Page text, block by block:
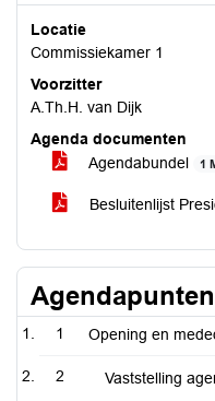
Locatie
Commissiekamer 1
Voorzitter
A.Th.H. van Dijk
Agenda documenten
Agendabundel
1
Besluitenlijst
Agendapunten
1 Opening en
2 Vaststelling